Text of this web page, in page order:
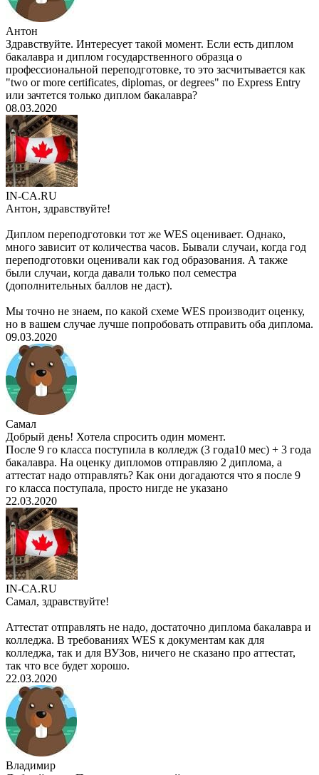
Антон
Здравствуйте. Интересует такой момент. Если есть диплом
бакалавра и диплом государственного образца о
профессиональной переподготовке, то это засчитывается как
"two or more certificates, diplomas, or degrees" по Express Entry
или зачтется только диплом бакалавра?
08.03.2020
IN-CA.RU
Антон, здравствуйте!
Диплом переподготовки тот же WES оценивает. Однако,
много зависит от количества часов. Бывали случаи, когда год
переподготовки оценивали как год образования. А также
были случаи, когда давали только пол семестра
(дополнительных баллов не даст).
Мы точно не знаем, по какой схеме WES производит оценку,
но в вашем случае лучше попробовать отправить оба диплома.
09.03.2020
Самал
Добрый день! Хотела спросить один момент.
После 9 го класса поступила в колледж (3 года10 мес) + 3 года
бакалавра. На оценку дипломов отправляю 2 диплома, а
аттестат надо отправлять? Как они догадаются что я после 9
го класса поступала, просто нигде не указано
22.03.2020
IN-CA.RU
Самал, здравствуйте!
Аттестат отправлять не надо, достаточно диплома бакалавра и
колледжа. В требованиях WES к документам как для
колледжа, так и для ВУЗов, ничего не сказано про аттестат,
так что все будет хорошо.
22.03.2020
Владимир